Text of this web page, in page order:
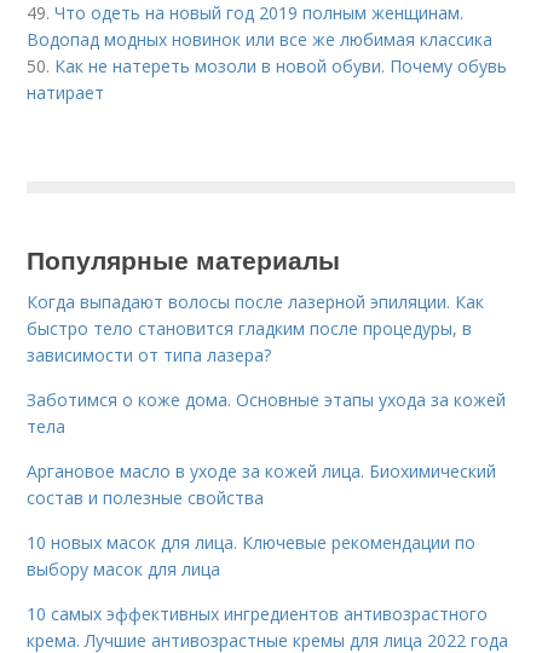
49.Что одеть на новый год 2019 полным женщинам.
Водопад модных новинок или все же любимая классика
50. Как не натереть мозоли в новой обуви. Почему обувь
натирает
Популярные материалы
Когда выпадают волосы после лазерной эпиляции. Как
быстро тело становится гладким после процедуры, в
зависимости от типа лазера?
Заботимся о коже дома. Основные этапы ухода за кожей
тела
Аргановое масло в уходе за кожей лица. Биохимический
состав и полезные свойства
10 новых масок для лица. Ключевые рекомендации по
выбору масок для лица
10 самых эффективных ингредиентов антивозрастного
крема. Лучшие антивозрастные кремы для лица 2022 года